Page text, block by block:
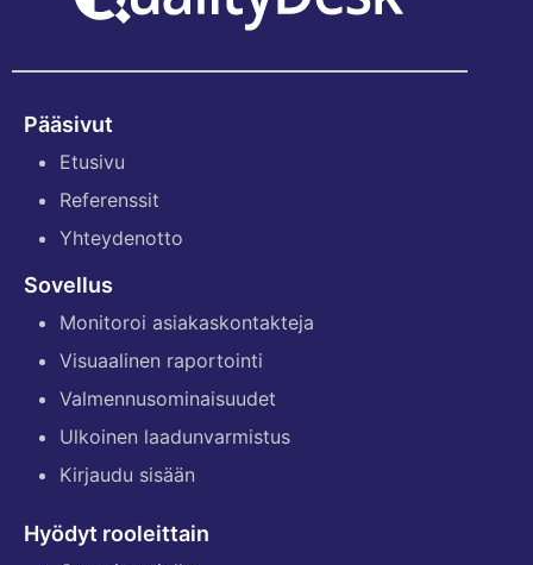
Pääsivut
Etusivu
Referenssit
Yhteydenotto
Sovellus
Monitoroi asiakaskontakteja
Visuaalinen raportointi
Valmennusominaisuudet
Ulkoinen laadunvarmistus
Kirjaudu sisään
Hyödyt rooleittain